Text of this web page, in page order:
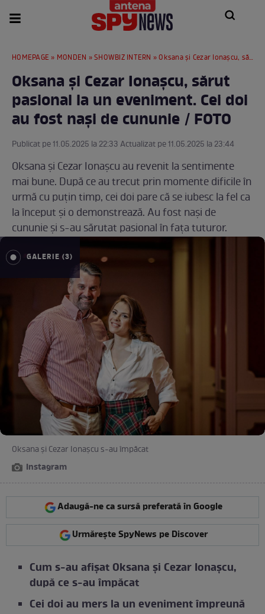
HOMEPAGE » MONDEN »SHOWBIZ INTERN » Oksana și Cezar Ionașcu, sărut pasional la un eveniment. Cei doi au fost nași de cununie / FOTO
Oksana și Cezar Ionașcu, sărut
pasional la un eveniment. Cei doi
au fost nași de cununie / FOTO
Publicat pe 11.05.2025 la 22:33 Actualizat pe 11.05.2025 la 23:44
Oksana și Cezar Ionașcu au revenit la sentimente
mai bune. După ce au trecut prin momente dificile în
urmă cu puțin timp, cei doi pare că se iubesc la fel ca
la început și o demonstrează. Au fost nași de
cununie și s-au sărutat pasional în fața tuturor.
GALERIE (3)
Oksana și Cezar Ionașcu s-au împăcat
Instagram
Adaugă-ne ca sursă preferată în Google
Urmărește SpyNews pe Discover
Cum s-au afișat Oksana și Cezar Ionașcu,
după ce s-au împăcat
Cei doi au mers la un eveniment împreună